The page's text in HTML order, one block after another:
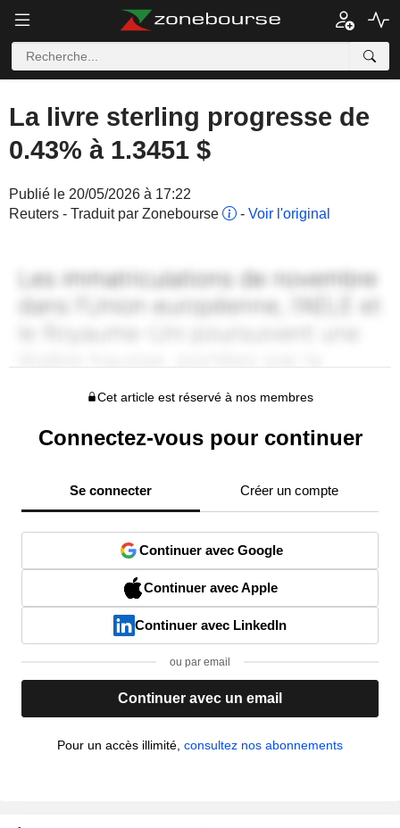
La livre sterling progresse de
0.43% à 1.3451 $
Publié le 20/05/2026 à 17:22
Reuters - Traduit par Zonebourse
- Voir l'original
Cet article est réservé à nos membres
Connectez-vous pour continuer
Se connecter Créer un compte
Continuer avec Google
Continuer avec Apple
Continuer avec LinkedIn
ou par email
Continuer avec un email
Pour un accès illimité, consultez nos abonnements